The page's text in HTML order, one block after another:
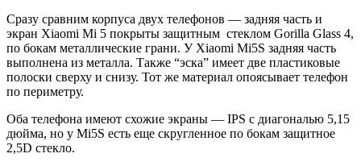
Сразу сравним корпуса двух телефонов — задняя часть и
экран Xiaomi Mi 5 покрыты защитным стеклом Gorilla Glass 4,
по бокам металлические грани. У Xiaomi Mi5S задняя часть
выполнена из металла. Также “эска” имеет две пластиковые
полоски сверху и снизу. Тот же материал опоясывает телефон
по периметру.
Оба телефона имеют схожие экраны — IPS с диагональю 5,15
дюйма, но у Mi5S есть еще скругленное по бокам защитное
2,5D стекло.